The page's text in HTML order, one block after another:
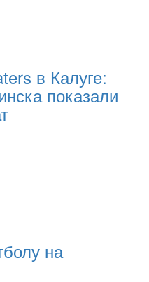
в Калуге:
показали
на